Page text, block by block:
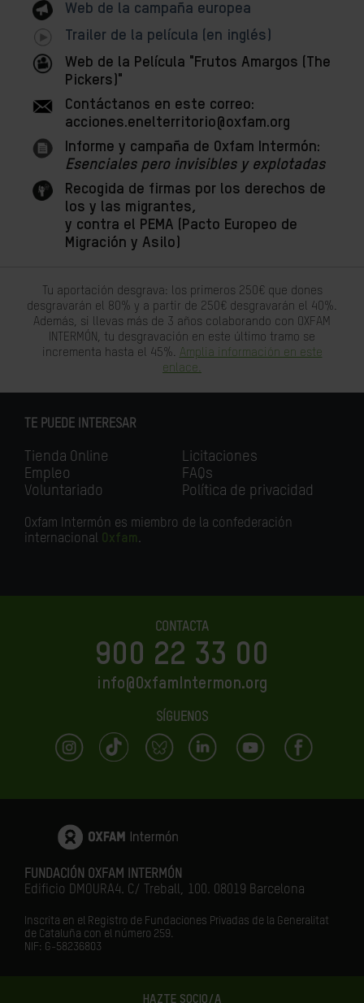
HAZTE SOCIO/A
Web de la campaña europea
Trailer de la película (en inglés)
Web de la Película "Frutos Amargos (The
Pickers)"
Contáctanos en este correo:
acciones.enelterritorio@oxfam.org
Informe y campaña de Oxfam Intermón:
Esenciales pero invisibles y explotadas
Recogida de firmas por los derechos de
los y las migrantes,
y contra el PEMA (Pacto Europeo de
Migración y Asilo)
Tu aportación desgrava: los primeros 250€ que dones
desgravarán el 80% y a partir de 250€ desgravarán el 40%.
Además, si llevas más de 3 años colaborando con OXFAM
INTERMÓN, tu desgravación en este último tramo se
incrementa hasta el 45%. Amplia información en este
enlace.
TE PUEDE INTERESAR
Tienda Online
Empleo
Voluntariado
Licitaciones
FAQs
Política de privacidad
Oxfam Intermón es miembro de la confederación
internacional Oxfam.
CONTACTA
900 22 33 00
info@OxfamIntermon.org
SÍGUENOS
FUNDACIÓN OXFAM INTERMÓN
Edificio DMOURA4. C/ Treball, 100. 08019 Barcelona
Inscrita en el Registro de Fundaciones Privadas de la Generalitat
de Cataluña con el número 259.
NIF: G-58236803